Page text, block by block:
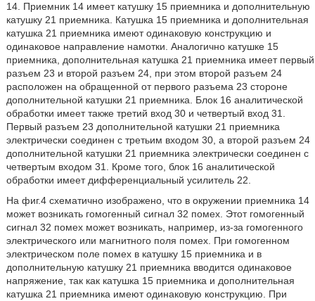
14. Приемник 14 имеет катушку 15 приемника и дополнительную
катушку 21 приемника. Катушка 15 приемника и дополнительная
катушка 21 приемника имеют одинаковую конструкцию и
одинаковое направление намотки. Аналогично катушке 15
приемника, дополнительная катушка 21 приемника имеет первый
разъем 23 и второй разъем 24, при этом второй разъем 24
расположен на обращенной от первого разъема 23 стороне
дополнительной катушки 21 приемника. Блок 16 аналитической
обработки имеет также третий вход 30 и четвертый вход 31.
Первый разъем 23 дополнительной катушки 21 приемника
электрически соединен с третьим входом 30, а второй разъем 24
дополнительной катушки 21 приемника электрически соединен с
четвертым входом 31. Кроме того, блок 16 аналитической
обработки имеет дифференциальный усилитель 22.
На фиг.4 схематично изображено, что в окружении приемника 14
может возникать гомогенный сигнал 32 помех. Этот гомогенный
сигнал 32 помех может возникать, например, из-за гомогенного
электрического или магнитного поля помех. При гомогенном
электрическом поле помех в катушку 15 приемника и в
дополнительную катушку 21 приемника вводится одинаковое
напряжение, так как катушка 15 приемника и дополнительная
катушка 21 приемника имеют одинаковую конструкцию. При